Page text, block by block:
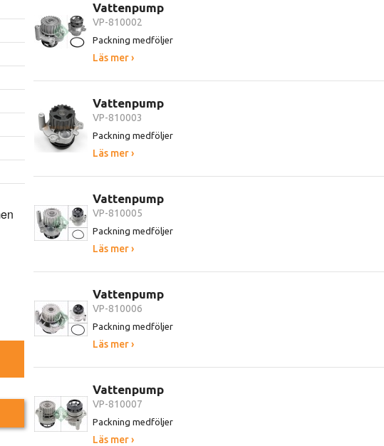
Vattenpump
VP-810002
Packning medföljer
Läs mer ›
Vattenpump
VP-810003
Packning medföljer
Läs mer ›
Vattenpump
VP-810005
Packning medföljer
Läs mer ›
Vattenpump
VP-810006
Packning medföljer
Läs mer ›
Vattenpump
VP-810007
Packning medföljer
Läs mer ›